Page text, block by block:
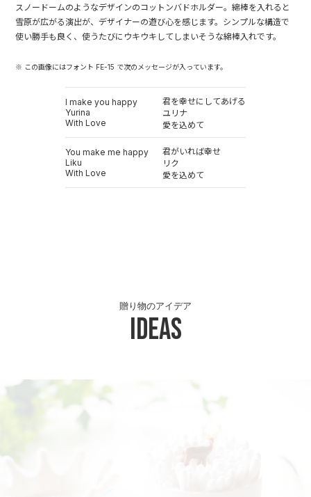
スノードームのようなデザインのコットンバドホルダー。綿棒を入れると
雪原が広がる演出が、デザイナーの遊び心を感じます。シンプルな構造で
使い勝手も良く、使うたびにウキウキしてしまいそうな綿棒入れです。
※ この画像にはフォント FE-15 で次のメッセージが入っています。
I make you happy
Yurina
With Love
君を幸せにしてあげる
ユリナ
愛を込めて
You make me happy
Liku
With Love
君がいれば幸せ
リク
愛を込めて
Ideas
贈り物のアイデア